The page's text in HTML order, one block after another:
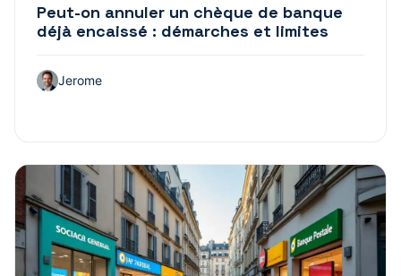
Peut-on annuler un chèque de banque
déjà encaissé : démarches et limites
Jerome